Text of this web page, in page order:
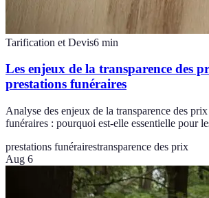
Tarification et Devis6 min
Les enjeux de la transparence des
prestations funéraires
Analyse des enjeux de la transparence des
funéraires : pourquoi est-elle essentielle pour
prestations funérairestransparence des prix
Aug 6